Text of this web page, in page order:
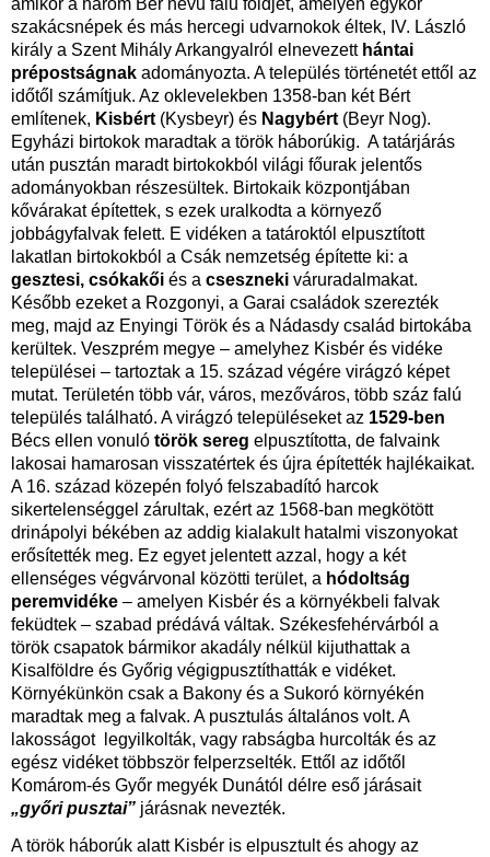
szakácsnépek és más hercegi udvarnokok éltek, IV. László
király a Szent Mihály Arkangyalról elnevezetthántai
prépostságnak adományozta. A település történetét ettől az
időtől számítjuk. Az oklevelekben 1358-ban két Bért
említenek, Kisbért (Kysbeyr) és Nagybért (Beyr Nog).
Egyházi birtokok maradtak a török háborúkig. A tatárjárás
után pusztán maradt birtokokból világi főurak jelentős
adományokban részesültek. Birtokaik központjában
kővárakat építettek, s ezek uralkodta a környező
jobbágyfalvak felett. E vidéken a tatároktól elpusztított
lakatlan birtokokból a Csák nemzetség építette ki: a
gesztesi, csókakői és a cseszneki váruradalmakat.
Később ezeket a Rozgonyi, a Garai családok szerezték
meg, majd az Enyingi Török és a Nádasdy család birtokába
kerültek. Veszprém megye – amelyhez Kisbér és vidéke
települései – tartoztak a 15. század végére virágzó képet
mutat. Területén több vár, város, mezőváros, több száz falú
település található. A virágzó településeket az 1529-ben
Bécs ellen vonuló török sereg elpusztította, de falvaink
lakosai hamarosan visszatértek és újra építették hajlékaikat.
A 16. század közepén folyó felszabadító harcok
sikertelenséggel zárultak, ezért az 1568-ban megkötött
drinápolyi békében az addig kialakult hatalmi viszonyokat
erősítették meg. Ez egyet jelentett azzal, hogy a két
ellenséges végvárvonal közötti terület, a hódoltság
peremvidéke – amelyen Kisbér és a környékbeli falvak
feküdtek – szabad prédává váltak. Székesfehérvárból a
török csapatok bármikor akadály nélkül kijuthattak a
Kisalföldre és Győrig végigpusztíthatták e vidéket.
Környékünkön csak a Bakony és a Sukoró környékén
maradtak meg a falvak. A pusztulás általános volt. A
lakosságot legyilkolták, vagy rabságba hurcolták és az
egész vidéket többször felperzselték. Ettől az időtől
Komárom-és Győr megyék Dunától délre eső járásait
„győri pusztai” járásnak nevezték.
A török háborúk alatt Kisbér is elpusztult és ahogy az